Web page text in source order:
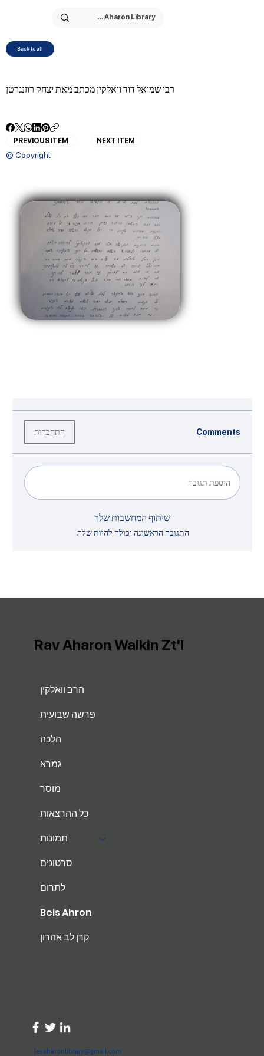
Back to all
רבי שמואל דוד וואלקין מכתב מאת יצחק רוזנגרטן
PREVIOUS ITEM NEXT ITEM
© Copyright
Comments התחברות
הוספת תגובה
שיתוף המחשבות שלך
התגובה הראשונה יכולה להיות שלך.
הרב וואלקין
פרשה שבועית
הלכה
גמרא
מוסר
כל ההרצאות
תמונות
סרטונים
לתרום
Beis Ahron
קרן לב אהרון
levaharonlibrary@gmail.com
Rav Aharon Walkin Zt'l